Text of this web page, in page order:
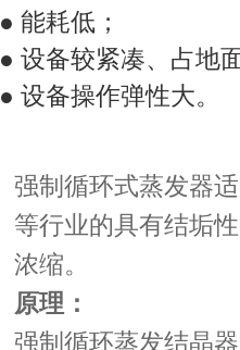
● 能耗低；
● 设备较紧凑、占地
● 设备操作弹性大。
强制循环式蒸发器
等行业的具有结垢
浓缩。
原理：
强制循环蒸发结晶